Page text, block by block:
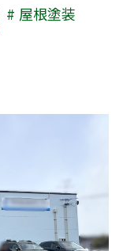
屋根塗装